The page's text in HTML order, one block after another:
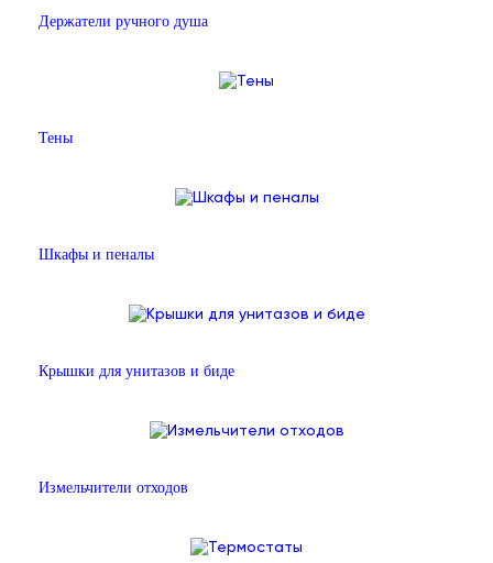
Держатели ручного душа
Тены
Шкафы и пеналы
Крышки для унитазов и биде
Измельчители отходов